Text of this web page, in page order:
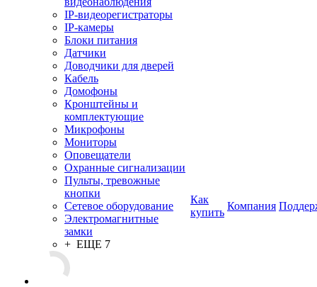
IP-видеорегистраторы
IP-камеры
Блоки питания
Датчики
Доводчики для дверей
Кабель
Домофоны
Кронштейны и
комплектующие
Микрофоны
Мониторы
Оповещатели
Охранные сигнализации
Пульты, тревожные
кнопки
Сетевое оборудование
Электромагнитные
замки
+ ЕЩЕ 7
Как
купить
Компания